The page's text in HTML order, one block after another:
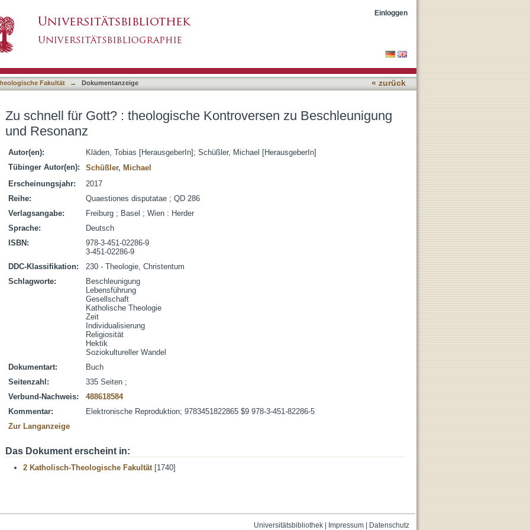
Einloggen
Fakultät → Dokumentanzeige « zurück
Zu schnell für Gott? : theologische Kontroversen zu Beschleunigung
und Resonanz
Autor(en): Kläden, Tobias [HerausgeberIn] ; Schüßler, Michael [HerausgeberIn]
Tübinger Autor(en):
Schüßler, Michael
Erscheinungsjahr:
2017
Reihe:
Quaestiones disputatae ; QD 286
Verlagsangabe:
Freiburg ; Basel ; Wien : Herder
Sprache:
Deutsch
ISBN:
978-3-451-02286-9
3-451-02286-9
DDC-Klassifikation:
230 - Theologie, Christentum
Schlagworte:
Beschleunigung
Lebensführung
Gesellschaft
Katholische Theologie
Zeit
Individualisierung
Religiosität
Hektik
Soziokultureller Wandel
Dokumentart:
Buch
Seitenzahl:
335 Seiten ;
Verbund-Nachweis:
488618584
Kommentar:
Elektronische Reproduktion; 9783451822865 $9 978-3-451-82286-5
Zur Langanzeige
Das Dokument erscheint in:
2 Katholisch-Theologische Fakultät[1740]
Universitätsbibliothek| Impressum| Datenschutz